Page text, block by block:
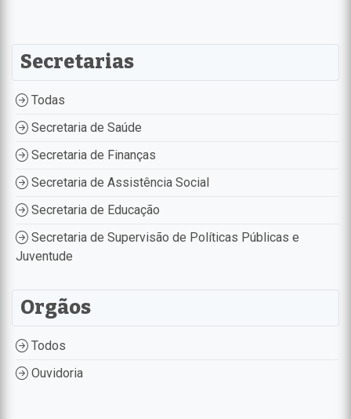
Secretarias
Todas
Secretaria de Saúde
Secretaria de Finanças
Secretaria de Assistência Social
Secretaria de Educação
Secretaria de Supervisão de Políticas Públicas e
Juventude
Orgãos
Todos
Ouvidoria